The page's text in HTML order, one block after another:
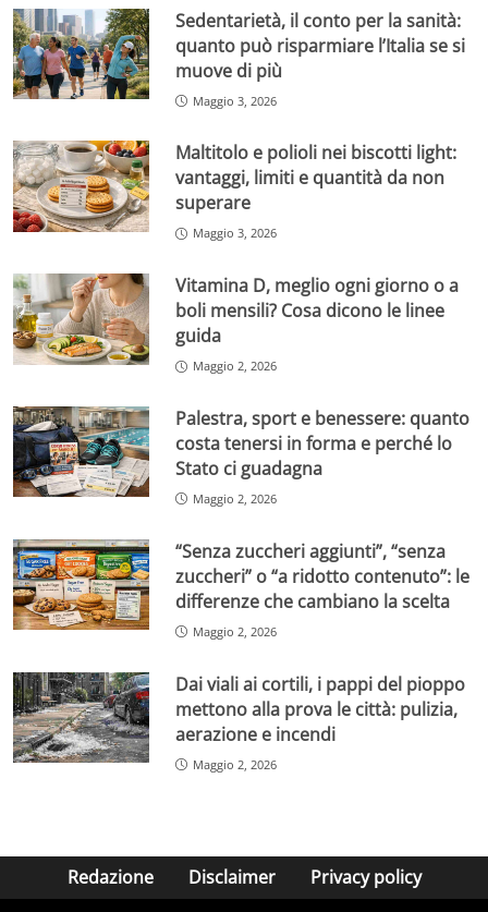
Sedentarietà, il conto per la sanità:
quanto può risparmiare l’Italia se si
muove di più
Maggio 3, 2026
Maltitolo e polioli nei biscotti light:
vantaggi, limiti e quantità da non
superare
Maggio 3, 2026
Vitamina D, meglio ogni giorno o a
boli mensili? Cosa dicono le linee
guida
Maggio 2, 2026
Palestra, sport e benessere: quanto
costa tenersi in forma e perché lo
Stato ci guadagna
Maggio 2, 2026
“Senza zuccheri aggiunti”, “senza
zuccheri” o “a ridotto contenuto”: le
differenze che cambiano la scelta
Maggio 2, 2026
Dai viali ai cortili, i pappi del pioppo
mettono alla prova le città: pulizia,
aerazione e incendi
Maggio 2, 2026
Redazione Disclaimer Privacy policy